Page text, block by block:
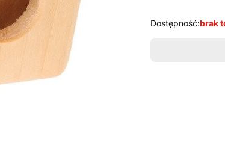
Dostępność:brak